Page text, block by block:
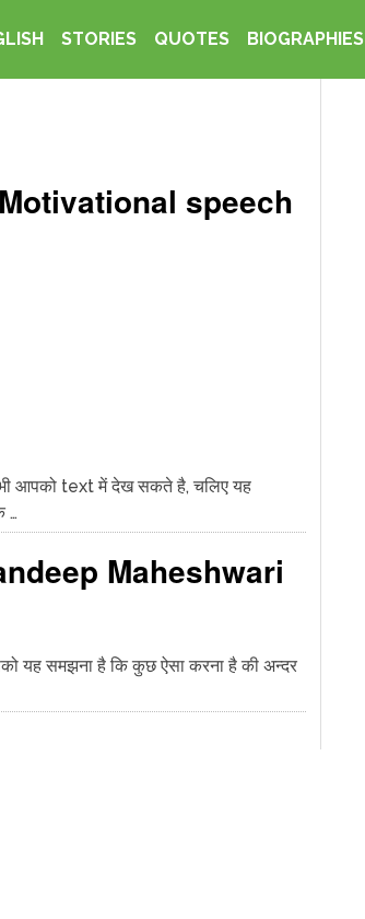
STORIES QUOTES BIOGRAPHIES
Motivational speech
आपको text में देख सकते है, चलिए यह
…
Maheshwari
यह समझना है कि कुछ ऐसा करना है की अन्दर